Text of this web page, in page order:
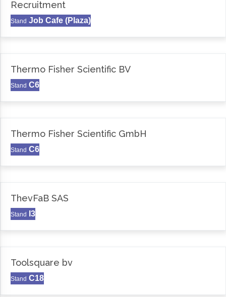
Recruitment
Stand Job Cafe (Plaza)
Thermo Fisher Scientific BV
Stand C6
Thermo Fisher Scientific GmbH
Stand C6
ThevFaB SAS
Stand I3
Toolsquare bv
Stand C18